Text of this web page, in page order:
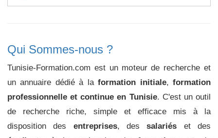
Qui Sommes-nous ?
Tunisie-Formation.com est un moteur de recherche et
un annuaire dédié à laformation initiale,formation
professionnelle et continue en Tunisie. C'est un outil
de recherche riche, simple et efficace mis à la
disposition des entreprises, dessalariés et des